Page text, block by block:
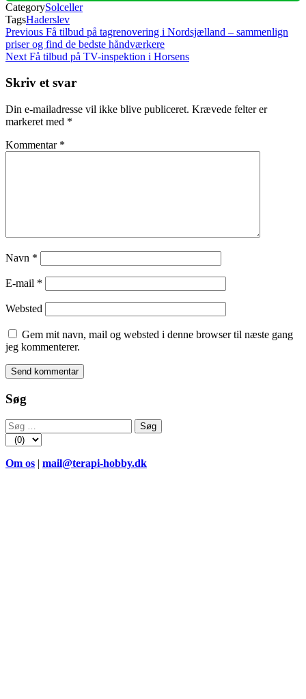
CategorySolceller
TagsHaderslev
Indlægsnavigation
Previous
Post
Previous Få tilbud på tagrenovering i Nordsjælland – sammenlign
priser og find de bedste håndværkere
Next
Next Få tilbud på TV-inspektion i Horsens
Skriv et svar
Din e-mailadresse vil ikke blive publiceret. Krævede felter er
markeret med *
Kommentar *
Navn *
E-mail *
Websted
Gem mit navn, mail og websted i denne browser til næste gang
jeg kommenterer.
Søg
Søg
efter:
Om os | mail@terapi-hobby.dk